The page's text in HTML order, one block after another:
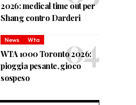
2026: medical time out per
Shang contro Darderi
News Wta
WTA 1000 Toronto 2026:
pioggia pesante, gioco
sospeso